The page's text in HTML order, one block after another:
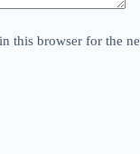
this browser for the